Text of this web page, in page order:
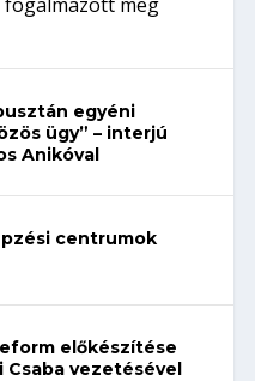
egyéni
ügy” – interjú
Anikóval
centrumok
előkészítése
Csaba vezetésével